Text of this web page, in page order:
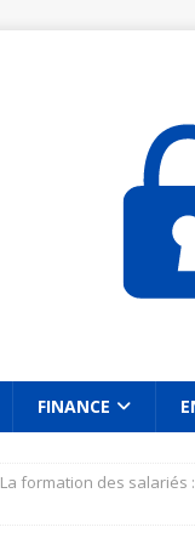
FINANCE
La formation des salariés